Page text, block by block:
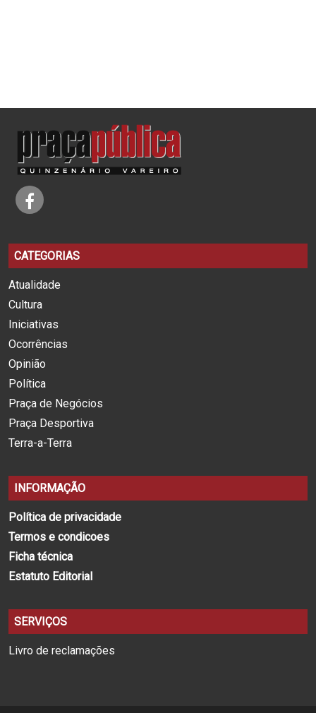
CATEGORIAS
Atualidade
Cultura
Iniciativas
Ocorrências
Opinião
Política
Praça de Negócios
Praça Desportiva
Terra-a-Terra
INFORMAÇÃO
Política de privacidade
Termos e condicoes
Ficha técnica
Estatuto Editorial
SERVIÇOS
Livro de reclamações